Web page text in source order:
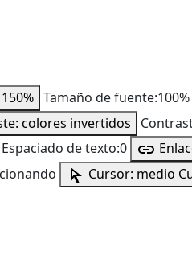
Tamaño de fuente:100%
colores invertidos
Espaciado de texto:0
Cursor: medio